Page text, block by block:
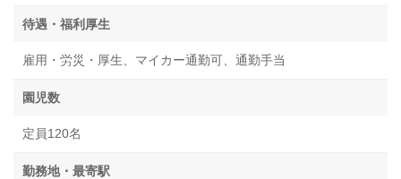
待遇・福利厚生
雇用・労災・厚生、マイカー通勤可、通勤手当
園児数
定員120名
勤務地・最寄駅